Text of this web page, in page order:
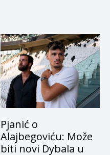
Pjanić o
Alajbegoviću: Može
biti novi Dybala u